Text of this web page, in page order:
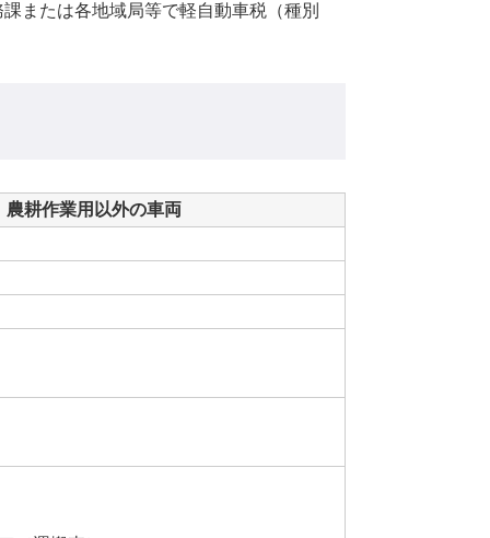
または各地域局等で軽自動車税（種別
農耕作業用以外の車両